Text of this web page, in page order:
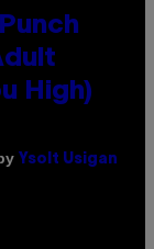
High)
Ysolt Usigan